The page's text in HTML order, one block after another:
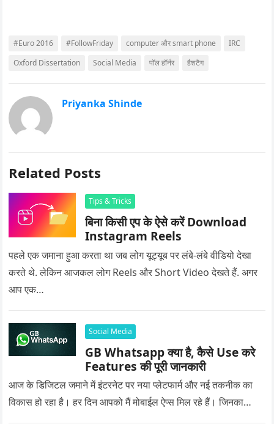
#Euro 2016 #FollowFriday computer और smart phone
IRC
Oxford Dissertation
Social Media पॉल हॉर्नर हैशटैग
Priyanka Shinde
Related Posts
Tips & Tricks
बिना किसी एप के ऐसे करें Download
Instagram Reels
पहले एक जमाना हुआ करता था जब लोग यूट्यूब पर लंबे-लंबे वीडियो देखा
करते थे. लेकिन आजकल लोग Reels और Short Video देखते हैं. अगर
आप एक…
Social Media
GB Whatsapp क्या है, कैसे Use करे
Features की पूरी जानकारी
आज के डिजिटल जमाने में इंटरनेट पर नया प्लेटफार्म और नई तकनीक का
विकास हो रहा है। हर दिन आपको मैं मोबाईल ऐप्स मिल रहे हैं। जिनका…